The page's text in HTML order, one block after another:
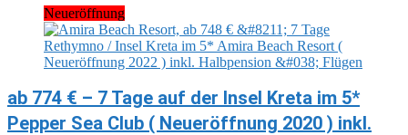
Neueröffnung
ab 774 € – 7 Tage auf der Insel Kreta im 5*
Pepper Sea Club ( Neueröffnung 2020 ) inkl.